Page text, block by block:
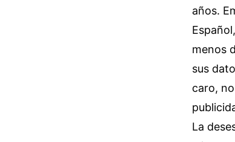
años.
menos
sus
caro,
La